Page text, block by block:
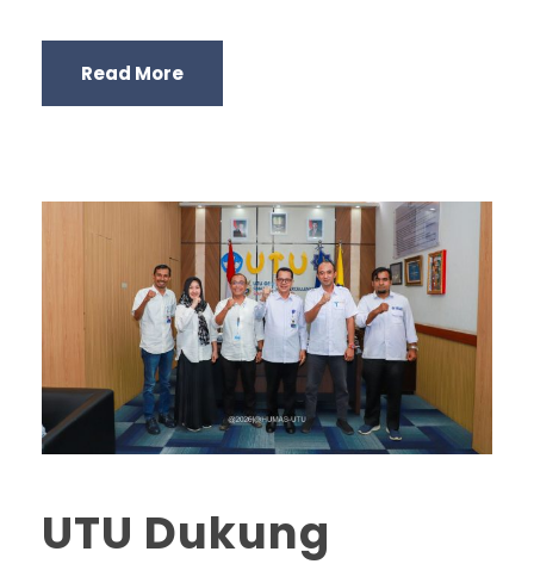
Read More
UTU Dukung